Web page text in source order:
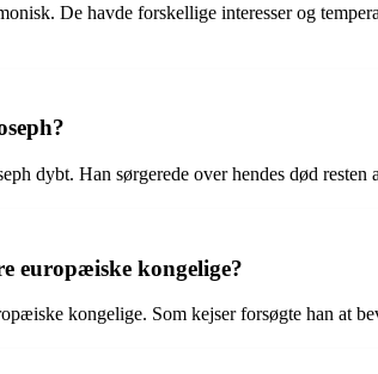
De havde forskellige interesser og
dybt. Han sørgerede over hendes død
europæiske kongelige?
kongelige. Som kejser forsøgte han at